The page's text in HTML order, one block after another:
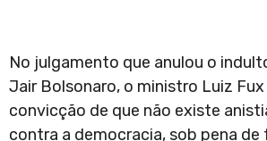
No julgamento que anulou o
Jair Bolsonaro, o ministro Luiz
convicção de que não existe
contra a democracia, sob pena